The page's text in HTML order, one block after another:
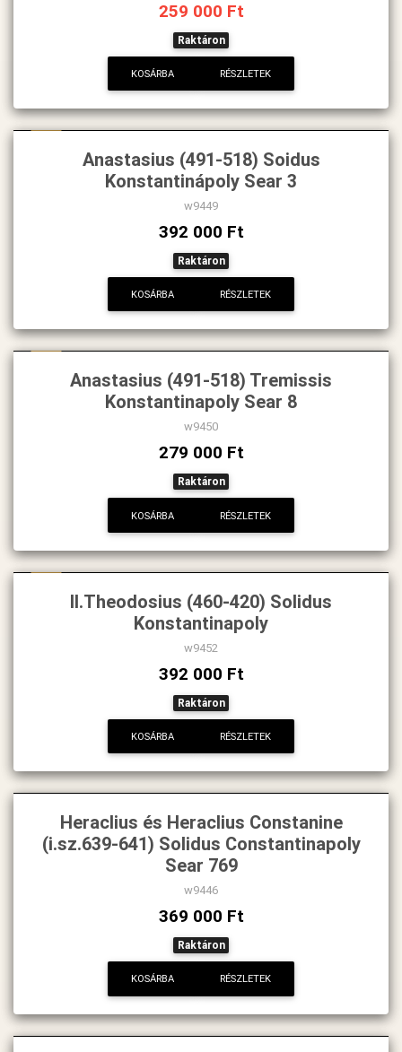
259 000 Ft
Raktáron
KOSÁRBA RÉSZLETEK
Anastasius (491-518) Soidus
Konstantinápoly Sear 3
w9449
392 000 Ft
Raktáron
KOSÁRBA RÉSZLETEK
Anastasius (491-518) Tremissis
Konstantinapoly Sear 8
w9450
279 000 Ft
Raktáron
KOSÁRBA RÉSZLETEK
II.Theodosius (460-420) Solidus
Konstantinapoly
w9452
392 000 Ft
Raktáron
KOSÁRBA RÉSZLETEK
Heraclius és Heraclius Constanine
(i.sz.639-641) Solidus Constantinapoly
Sear 769
w9446
369 000 Ft
Raktáron
KOSÁRBA RÉSZLETEK